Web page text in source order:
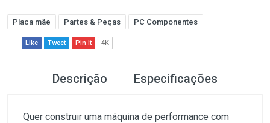
Placa mãe Partes & Peças PC Componentes
Like Tweet Pin It 4K
Descrição Especificações
Quer construir uma máquina de performance com